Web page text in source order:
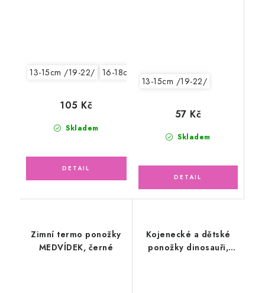
13-15cm /19-22/ 16-18cm /24-27/
Skladem
105 Kč
13-15cm /19-22/
Skladem
57 Kč
Zimní termo ponožky
MEDVÍDEK, černé
Kojenecké a dětské
ponožky dinosauři,